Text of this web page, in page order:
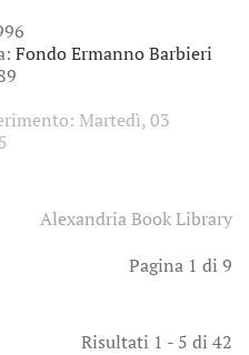
Fondo Ermanno Barbieri
Martedì, 03
Alexandria Book Library
Pagina 1 di 9
Risultati 1 - 5 di 42